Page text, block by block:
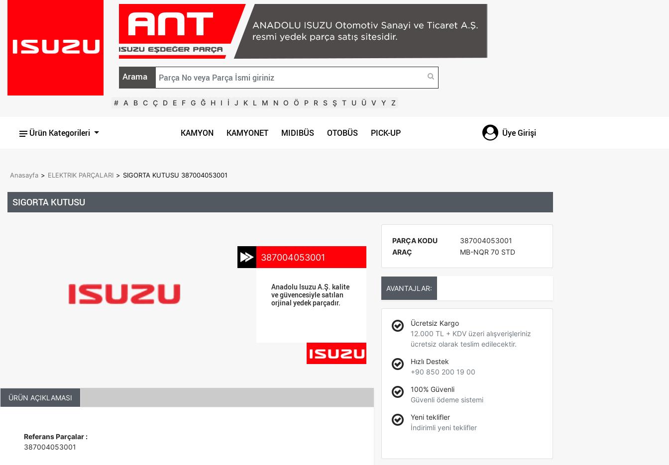
Arama
# A B C Ç D E F G Ğ H I İ J K L M N O Ö P R S Ş T U Ü V Y Z
Ürün Kategorileri KAMYON KAMYONET MIDIBÜS OTOBÜS PICK-UP Üye Girişi
Anasayfa > ELEKTRIK PARÇALARI > SIGORTA KUTUSU 387004053001
SIGORTA KUTUSU
387004053001
Anadolu Isuzu A.Ş. kalite
ve güvencesiyle satılan
orjinal yedek parçadır.
ÜRÜN AÇIKLAMASI
Referans Parçalar :
387004053001
PARÇA KODU
387004053001
ARAÇ
MB-NQR 70 STD
AVANTAJLAR:
Ücretsiz Kargo
12.000 TL + KDV üzeri alışverişleriniz
ücretsiz olarak teslim edilecektir.
Hızlı Destek
+90 850 200 19 00
100% Güvenli
Güvenli ödeme sistemi
Yeni teklifler
İndirimli yeni teklifler